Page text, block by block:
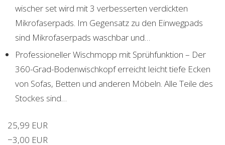
wischer set wird mit 3 verbesserten verdickten
Mikrofaserpads. Im Gegensatz zu den Einwegpads
sind Mikrofaserpads waschbar und…
Professioneller Wischmopp mit Sprühfunktion – Der
360-Grad-Bodenwischkopf erreicht leicht tiefe Ecken
von Sofas, Betten und anderen Möbeln. Alle Teile des
Stockes sind…
25,99 EUR
−3,00 EUR